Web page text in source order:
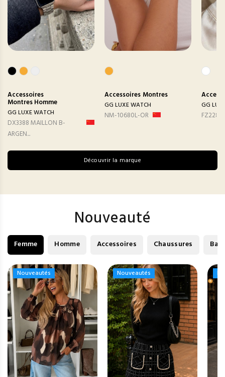
Accessoires
Montres Homme
GG LUXE WATCH
DX3388 MAILLON B-
ARGEN...
Accessoires Montres
GG LUXE WATCH
NM-10680L-OR
GG
FZ2282
Découvrir la marque
Nouveauté
Femme Homme Accessoires Chaussures
Nouveautés
Nouveautés Nouveautés
Nouveautés